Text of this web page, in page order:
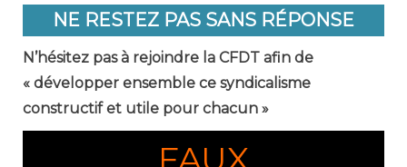
NE RESTEZ PAS SANS RÉPONSE
N’hésitez pas à rejoindre la CFDT afin de
« développer ensemble ce syndicalisme
constructif et utile pour chacun »
FAUX